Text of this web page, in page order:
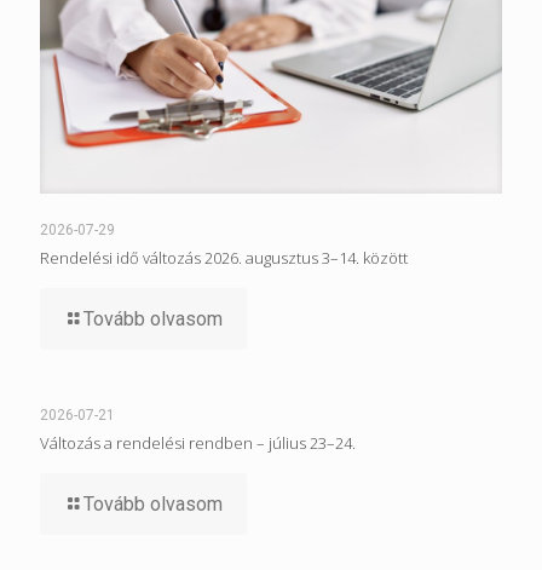
2026-07-29
Rendelési idő változás 2026. augusztus 3–14. között
Tovább olvasom
2026-07-21
Változás a rendelési rendben – július 23–24.
Tovább olvasom